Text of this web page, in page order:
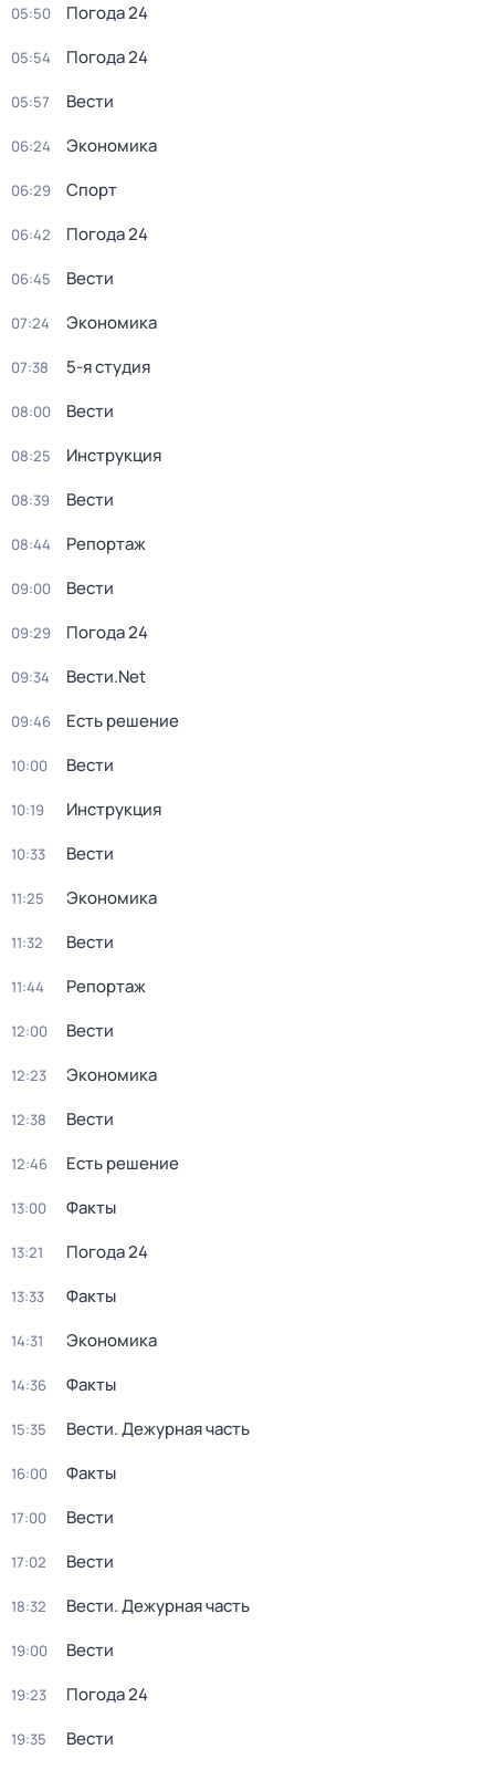
05:50 Погода 24
05:54 Погода 24
05:57 Вести
06:24 Экономика
06:29 Спорт
06:42 Погода 24
06:45 Вести
07:24 Экономика
07:38 5-я студия
08:00 Вести
08:25 Инструкция
08:39 Вести
08:44 Репортаж
09:00 Вести
09:29 Погода 24
09:34 Вести.Net
09:46 Есть решение
10:00 Вести
10:19 Инструкция
10:33 Вести
11:25 Экономика
11:32 Вести
11:44 Репортаж
12:00 Вести
12:23 Экономика
12:38 Вести
12:46 Есть решение
13:00 Факты
13:21 Погода 24
13:33 Факты
14:31 Экономика
14:36 Факты
15:35 Вести. Дежурная часть
16:00 Факты
17:00 Вести
17:02 Вести
18:32 Вести. Дежурная часть
19:00 Вести
19:23 Погода 24
19:35 Вести